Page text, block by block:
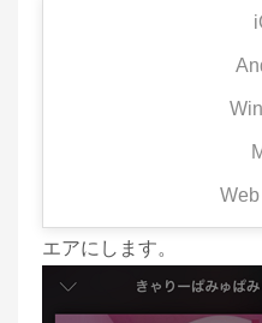
→ 画面の下部にある再
エアにします。